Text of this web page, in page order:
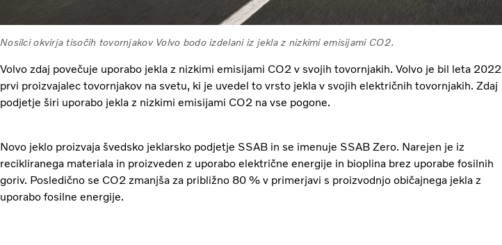
Nosilci okvirja tisočih tovornjakov Volvo bodo izdelani iz jekla z nizkimi emisijami CO2.
Volvo zdaj povečuje uporabo jekla z nizkimi emisijami CO2 v svojih tovornjakih. Volvo je bil leta 2022
prvi proizvajalec tovornjakov na svetu, ki je uvedel to vrsto jekla v svojih električnih tovornjakih. Zdaj
podjetje širi uporabo jekla z nizkimi emisijami CO2 na vse pogone.
Novo jeklo proizvaja švedsko jeklarsko podjetje SSAB in se imenuje SSAB Zero. Narejen je iz
recikliranega materiala in proizveden z uporabo električne energije in bioplina brez uporabe fosilnih
goriv. Posledično se CO2 zmanjša za približno 80 % v primerjavi s proizvodnjo običajnega jekla z
uporabo fosilne energije.